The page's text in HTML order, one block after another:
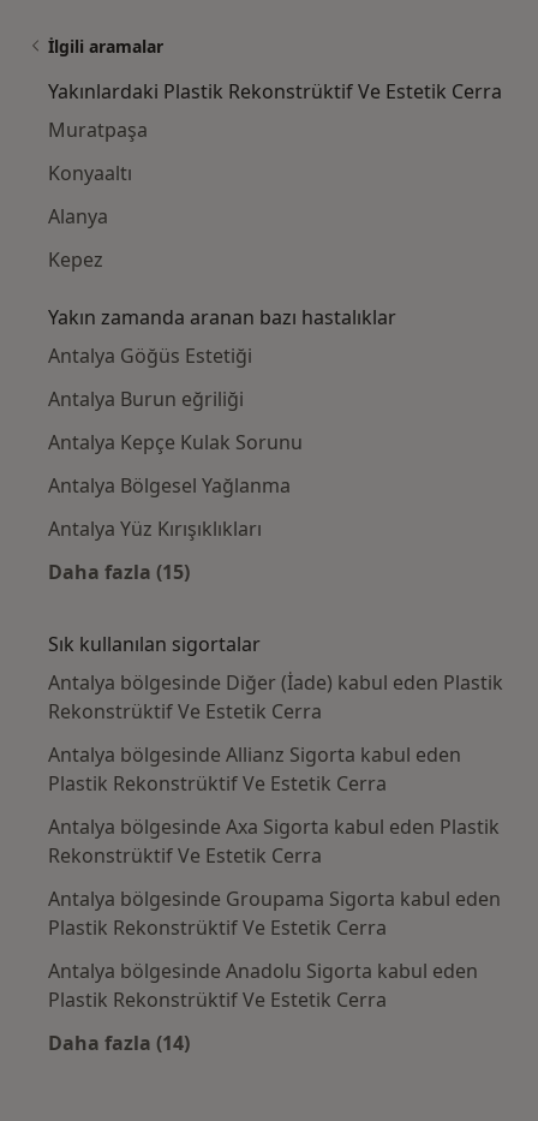
İlgili aramalar
Yakınlardaki Plastik Rekonstrüktif Ve Estetik Cerra
Muratpaşa
Konyaaltı
Alanya
Kepez
Yakın zamanda aranan bazı hastalıklar
Antalya Göğüs Estetiği
Antalya Burun eğriliği
Antalya Kepçe Kulak Sorunu
Antalya Bölgesel Yağlanma
Antalya Yüz Kırışıklıkları
Daha fazla (15)
Sık kullanılan sigortalar
Antalya bölgesinde Diğer (İade) kabul eden Plastik
Rekonstrüktif Ve Estetik Cerra
Antalya bölgesinde Allianz Sigorta kabul eden
Plastik Rekonstrüktif Ve Estetik Cerra
Antalya bölgesinde Axa Sigorta kabul eden Plastik
Rekonstrüktif Ve Estetik Cerra
Antalya bölgesinde Groupama Sigorta kabul eden
Plastik Rekonstrüktif Ve Estetik Cerra
Antalya bölgesinde Anadolu Sigorta kabul eden
Plastik Rekonstrüktif Ve Estetik Cerra
Daha fazla (14)